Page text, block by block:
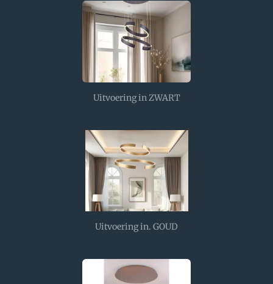
Uitvoering in ZWART
Uitvoering in. GOUD